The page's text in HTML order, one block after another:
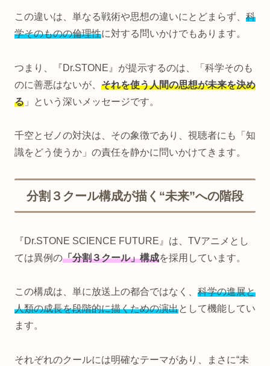
この違いは、単なる戦術や思想の違いにとどまらず、 科
学そのものの倫理性に対する問いかけでもあります。
つまり、『Dr.STONE』が提示するのは、「科学そのも
のに善悪はないが、 それを使う人間の思想が未来を決め
る 」という深いメッセージです。
千空とゼノの対決は、その象徴であり、視聴者にも「知
識をどう使うか」の責任を静かに問いかけてきます。
分割３クール構成が描く“未来”への階段
『Dr.STONE SCIENCE FUTURE』は、TVアニメとし
ては異例の「分割３クール」構成を採用しています。
この構成は、単に放送上の都合ではなく、 科学の進展と
人類の成長を段階的に描くための演出として機能してい
ます。
それぞれのクールには明確なテーマがあり、まさに“未